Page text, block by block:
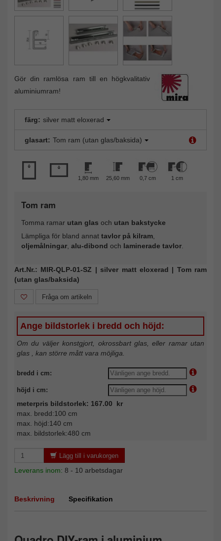
Gör din ramlösa ram till en högkvalitativ
aluminiumram!
färg: silver matt eloxerad
glasart: Tom ram (utan glas/baksida)
1,80 mm 25,60 mm 0,7 cm 1 cm
Tom ram
Tomma ramar utan glas och utan bakstycke
Lämpliga för bland annat tavlor på kilram
oljemålningar alu-dibond och laminerade tavlor
Art.Nr.: MIR-QLP-01-SZ | silver matt eloxerad | Tom ram
(utan glas/baksida)
Fråga om artikeln
Ange bildstorlek i bredd och höjd:
Om du väljer konstgjort, okrossbart glas, eller ramar utan
glas , kan större mått vara möjliga.
bredd i cm:
höjd i cm:
meterpris bildstorlek: 167.00 kr
max. bredd:100 cm
max. höjd:140 cm
max. bildstorlek:480 cm
Lägg till i varukorgen
Leverans inom: 8 - 10 arbetsdagar
Beskrivning Specifikation